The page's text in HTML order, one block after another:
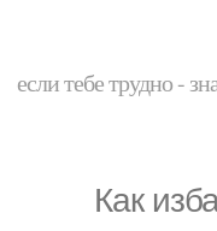
если тебе трудно -
Как